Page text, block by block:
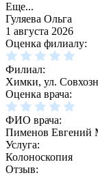
Еще...
Гуляева Ольга
1 августа 2026
Оценка филиалу:
Филиал:
Химки, ул.
Оценка врача:
ФИО врача:
Пименов Евгений
Услуга:
Колоноскопия
Отзыв: